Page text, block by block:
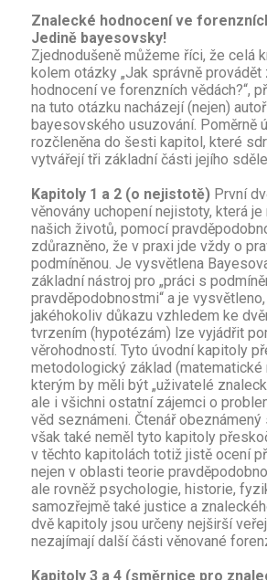
Znalecké hodnocení ve
Jedině bayesovsky!
Zjednodušeně můžeme říci, že celá
kolem otázky „Jak správně provádět
hodnocení ve forenzních vědách?“,
na tuto otázku nacházejí (nejen)
bayesovského usuzování. Poměrně
rozčleněna do šesti kapitol, které
vytvářejí tři základní části jejího
Kapitoly 1 a 2 (o nejistotě) První
věnovány uchopení nejistoty, která
našich životů, pomocí
zdůrazněno, že v praxi jde vždy o
podmíněnou. Je vysvětlena
základní nástroj pro „práci s
pravděpodobnostmi“ a je
jakéhokoliv důkazu vzhledem ke
tvrzením (hypotézám) lze vyjádřit
věrohodností. Tyto úvodní kapitoly
metodologický základ (matematické
kterým by měli být „uživatelé
ale i všichni ostatní zájemci o
věd seznámeni. Čtenář
však také neměl tyto kapitoly
v těchto kapitolách totiž jistě ocení
nejen v oblasti teorie
ale rovněž psychologie, historie,
samozřejmě také justice a
dvě kapitoly jsou určeny nejširší
nezajímají další části věnované
Kapitoly 3 a 4 (směrnice pro